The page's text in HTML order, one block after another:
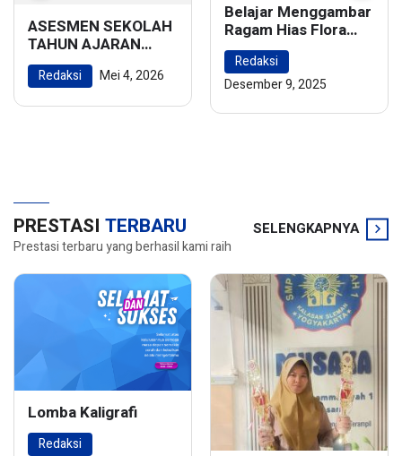
ASESMEN SEKOLAH
TAHUN AJARAN
2025/2026
Redaksi Mei 4, 2026
Belajar Menggambar
Ragam Hias Flora
dan Fauna:
Menghidupkan
Keindahan Alam
Redaksi
Desember 9, 2025
PRESTASI TERBARU
Prestasi terbaru yang berhasil kami raih
SELENGKAPNYA
Lomba Kaligrafi
Redaksi